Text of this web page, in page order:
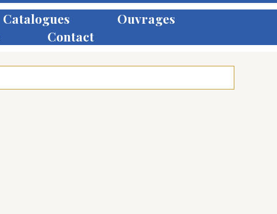
Catalogues
Ouvrages
Contact